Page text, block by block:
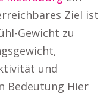
Ziel ist
Gewicht zu
und
Bedeutung Hier